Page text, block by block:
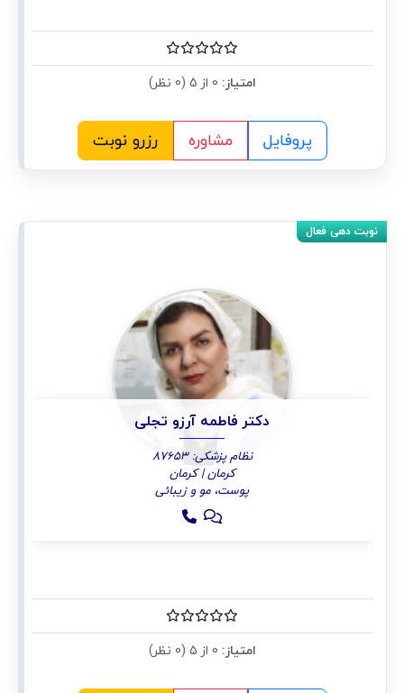
امتیاز:
پروفایل مشاوره رزرو نوبت
دکتر فاطمه آرزو تجلی
نظام پزشکی: 87653
کرمان | کرمان
پوست، مو و زیبائی
امتیاز: